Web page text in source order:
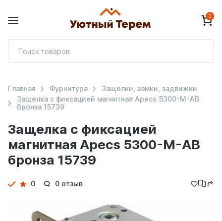
0
Защелка с фиксацией
магнитная Apecs 5300-M-AB
бронза 15739
Главная Фурнитура
Защелки, замки, задвижки
Защелка с фиксацией магнитная Apecs 5300-M-AB
бронза 15739
Детали
0 0 отзыв